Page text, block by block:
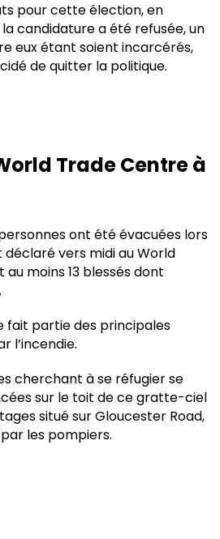
pour cette élection, en
candidature a été refusée, un
eux étant soient incarcérés,
de quitter la politique.
Trade Centre à
ont été évacuées lors
déclaré vers midi au World
moins 13 blessés dont
fait partie des principales
l’incendie.
cherchant à se réfugier se
sur le toit de ce gratte-ciel
situé sur Gloucester Road,
les pompiers.